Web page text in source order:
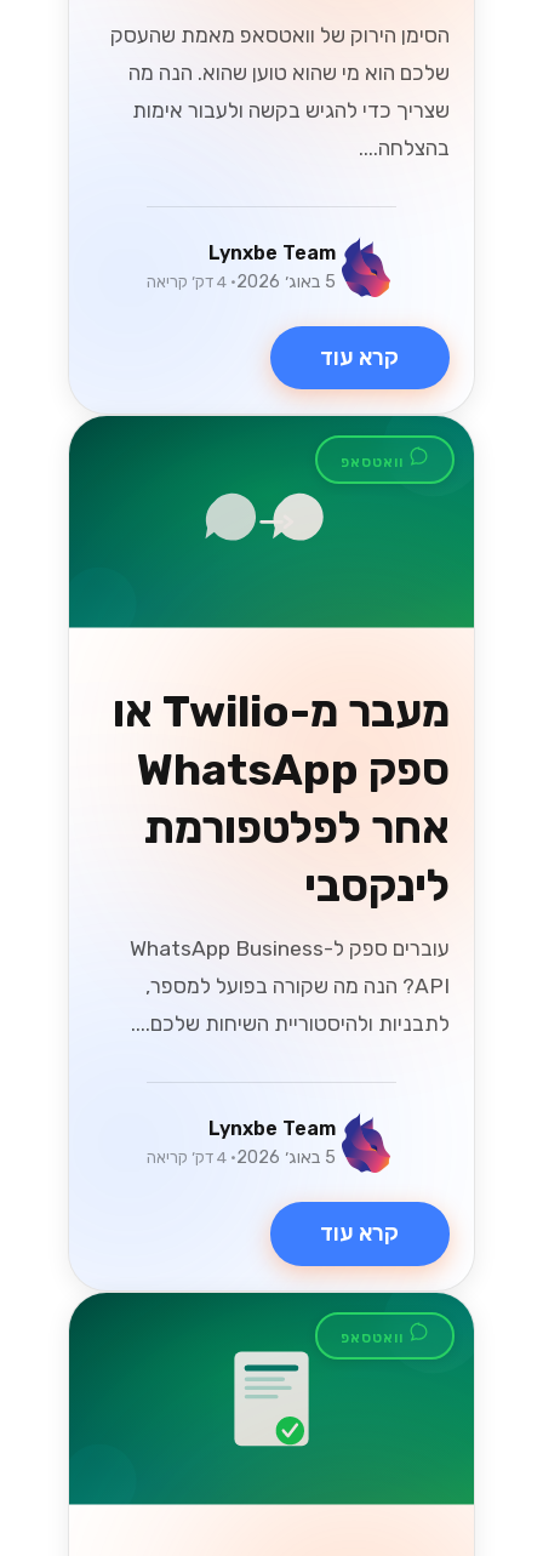
הסימן הירוק של וואטסאפ מאמת שהעסק
שלכם הוא מי שהוא טוען שהוא. הנה מה
שצריך כדי להגיש בקשה ולעבור אימות
בהצלחה....
Lynxbe Team
5 באוג׳ 2026 • 4 דק׳ קריאה
קרא עוד
וואטסאפ
מעבר מ-Twilio או
ספק WhatsApp
אחר לפלטפורמת
לינקסבי
עוברים ספק ל-WhatsApp Business
API? הנה מה שקורה בפועל למספר,
לתבניות ולהיסטוריית השיחות שלכם....
Lynxbe Team
5 באוג׳ 2026 • 4 דק׳ קריאה
קרא עוד
וואטסאפ